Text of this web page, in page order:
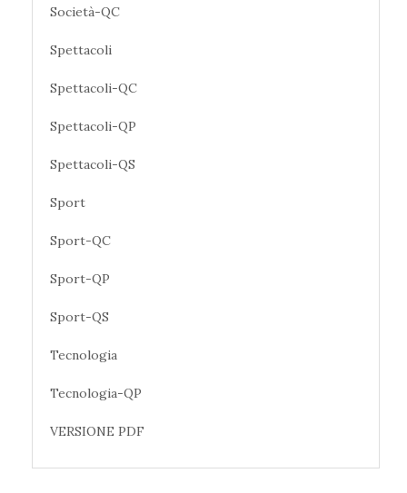
Società-QC
Spettacoli
Spettacoli-QC
Spettacoli-QP
Spettacoli-QS
Sport
Sport-QC
Sport-QP
Sport-QS
Tecnologia
Tecnologia-QP
VERSIONE PDF